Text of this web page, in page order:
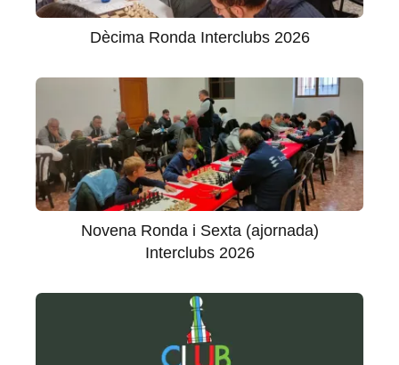
Dècima Ronda Interclubs 2026
Novena Ronda i Sexta (ajornada)
Interclubs 2026